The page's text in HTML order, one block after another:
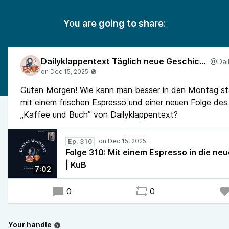
You are going to share:
Dailyklappentext Täglich neue Geschichten!
Guten Morgen! Wie kann man besser in den Montag
mit einem frischen Espresso und einer neuen Folge
„Kaffee und Buch” von Dailyklappentext?
7:02
Ep. 310
Folge 310: Mit einem Espresso in die
| KuB
0 0
Your handle